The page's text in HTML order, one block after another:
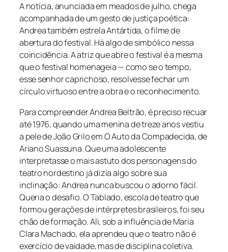
A notícia, anunciada em meados de julho, chega
acompanhada de um gesto de justiça poética:
Andrea também estrelaAntártida, o filme de
abertura do festival. Há algo de simbólico nessa
coincidência. A atriz que abre o festival é a mesma
que o festival homenageia — como se o tempo,
esse senhor caprichoso, resolvesse fechar um
círculo virtuoso entre a obra e o reconhecimento.
Para compreender Andrea Beltrão, é preciso recuar
até 1976, quando uma menina de treze anos vestiu
a pele de João Grilo emO Auto da Compadecida, de
Ariano Suassuna. Que uma adolescente
interpretasse o mais astuto dos personagens do
teatro nordestino já dizia algo sobre sua
inclinação: Andrea nunca buscou o adorno fácil.
Queria o desafio. O Tablado, escola de teatro que
formou gerações de intérpretes brasileiros, foi seu
chão de formação. Ali, sob a influência de Maria
Clara Machado, ela aprendeu que o teatro não é
exercício de vaidade, mas de disciplina coletiva.